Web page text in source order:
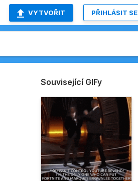
VYTVOŘIT PŘIHLÁSIT SE
Související GIFy